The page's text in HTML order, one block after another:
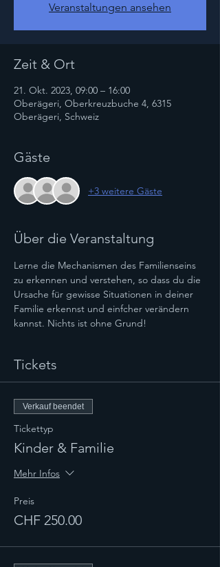
Veranstaltungen ansehen
Zeit & Ort
21. Okt. 2023, 09:00 – 16:00
Oberägeri, Oberkreuzbuche 4, 6315
Oberägeri, Schweiz
Gäste
+3 weitere Gäste
Über die Veranstaltung
Lerne die Mechanismen des Familienseins
zu erkennen und verstehen, so dass du die
Ursache für gewisse Situationen in deiner
Familie erkennst und einfcher verändern
kannst. Nichts ist ohne Grund!
Tickets
Verkauf beendet
Tickettyp
Kinder & Familie
Mehr Infos
Preis
CHF 250.00